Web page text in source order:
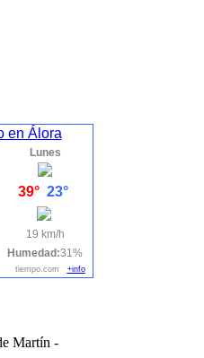
en Álora
Lunes
39° 23°
19 km/h
Humedad:31%
tiempo.com +info
Martín -